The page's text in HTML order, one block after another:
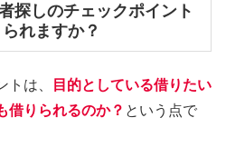
探しのチェックポイント
れますか？
は、
目的としている借りたい
借りられるのか？ という点で